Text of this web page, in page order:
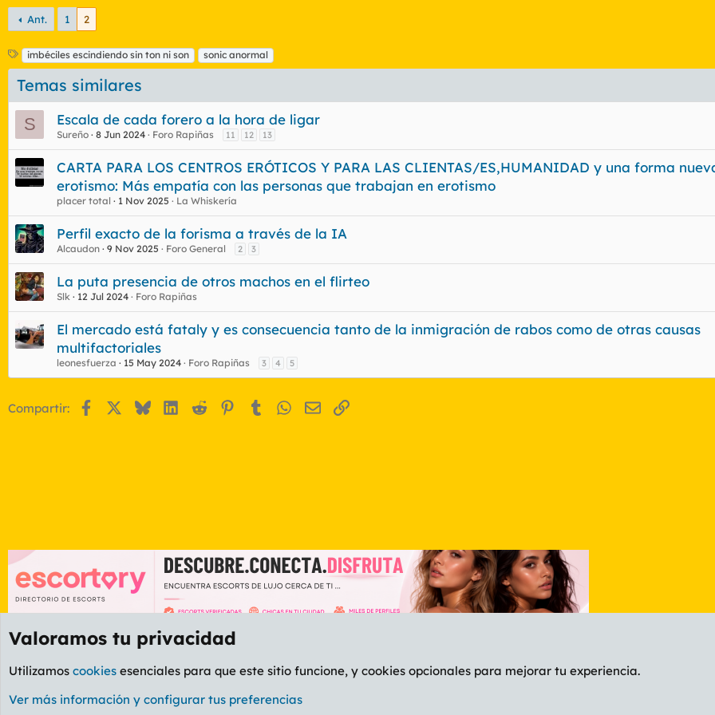
- TO BE CONTINUED -
Ant. 1 2
E
t
i
u
e
t
a
s
imbéciles escindiendo sin ton ni son sonic anormal
Temas similares
S
Escala de cada forero a la hora de ligar
Sureño 8 Jun 2024 Foro Rapiñas 11 12 13
CARTA PARA LOS CENTROS ERÓTICOS Y PARA LAS CLIENTAS/ES,HUMANIDAD y una forma
erotismo: Más empatía con las personas que trabajan en erotismo
placer total 1 Nov 2025 La Whiskería
Perfil exacto de la forisma a través de la IA
Alcaudon 9 Nov 2025 Foro General 2 3
La puta presencia de otros machos en el flirteo
Slk 12 Jul 2024 Foro Rapiñas
El mercado está fataly y es consecuencia tanto de la inmigración de rabos como de otras causas
multifactoriales
leonesfuerza 15 May 2024 Foro Rapiñas 3 4 5
Compartir: FacebookBlueskyLinkedIn
Reddit Pinterest
Tumblr WhatsApp
EmailEnlace
Foro Rapiñas
Valoramos tu privacidad
Utilizamos cookies esenciales para que este sitio funcione, y cookies opcionales para mejorar tu experiencia.
Ver más información y configurar tus preferencias